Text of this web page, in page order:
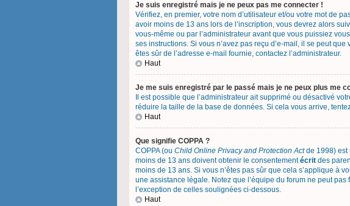
Je suis enregistré mais je ne peux pas me connecter !
Vérifiez, en premier, votre nom d’utilisateur et/ou votre mot de
avoir moins de 13 ans lors de l’inscription, vous devrez alors
vous-même ou par l’administrateur avant que vous puissiez
ses instructions. Si vous n’avez pas reçu d’e-mail, il se peut
êtes sûr de l’adresse e-mail fournie, contactez l’administrateur.
Haut
Je me suis enregistré par le passé mais je ne peux plus me
Il est possible que l’administrateur ait supprimé ou désactivé
réduire la taille de la base de données. Si cela vous arrive,
Haut
Que signifie COPPA ?
COPPA (ou Child Online Privacy and Protection Actde 1998) est
moins de 13 ans doivent obtenir le consentementécrit des
moins de 13 ans. Si vous n’êtes pas sûr que cela s’applique à
une assistance légale. Notez que l’équipe du forum ne peut
l’exception de celles soulignées ci-dessous.
Haut